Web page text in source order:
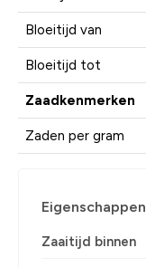
Bloeitijd van
Bloeitijd tot
Zaadkenmerken
Zaden per gram
Eigenschappen
Zaaitijd binnen